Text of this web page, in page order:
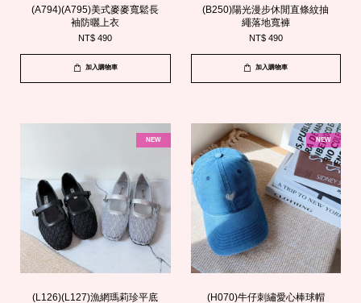
(A794)(A795)美式麥麥寬鬆長
袖防曬上衣
NT$ 490
加入購物車
(B250)陽光漫步休閒直條紋抽
繩落地寬褲
NT$ 490
加入購物車
NEW
(L126)(L127)漁網瑪莉珍平底
NEW
(H070)牛仔刺繡愛心棒球帽